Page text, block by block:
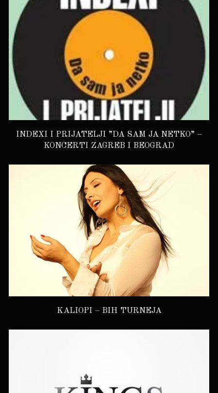
INDEXI I PRIJATELJI ”DA SAM JA NETKO” –
KONCERTI ZAGREB I BEOGRAD
KALIOPI – BIH TURNEJA